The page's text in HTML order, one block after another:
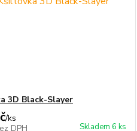
3D Black-Slayer
/ks
DPH
Skladem 6 ks